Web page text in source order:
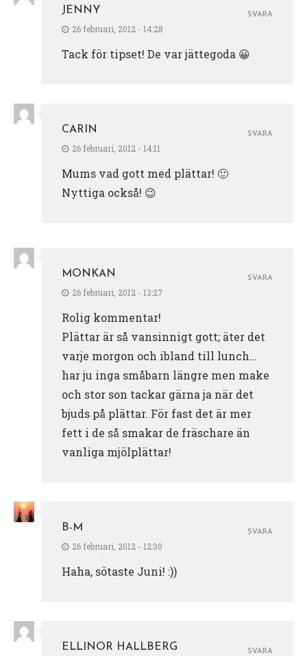
JENNY
26 februari, 2012 - 14:28
Tack för tipset! De var jättegoda 😀
SVARA
CARIN
26 februari, 2012 - 14:11
Mums vad gott med plättar! 🙂
Nyttiga också! 😉
SVARA
MONKAN
26 februari, 2012 - 13:27
Rolig kommentar!
Plättar är så vansinnigt gott; äter det
varje morgon och ibland till lunch…
har ju inga småbarn längre men make
och stor son tackar gärna ja när det
bjuds på plättar. För fast det är mer
fett i de så smakar de fräschare än
vanliga mjölplättar!
SVARA
B-M
26 februari, 2012 - 12:30
Haha, sötaste Juni! :))
SVARA
ELLINOR HALLBERG
SVARA